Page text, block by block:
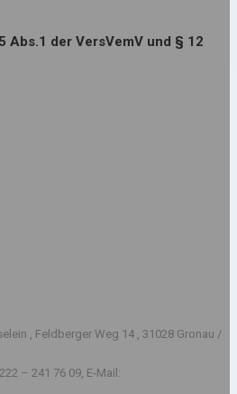
Abs.1 der VersVemV und § 12
, Feldberger Weg 14 , 31028 Gronau /
– 241 76 09, E-Mail: